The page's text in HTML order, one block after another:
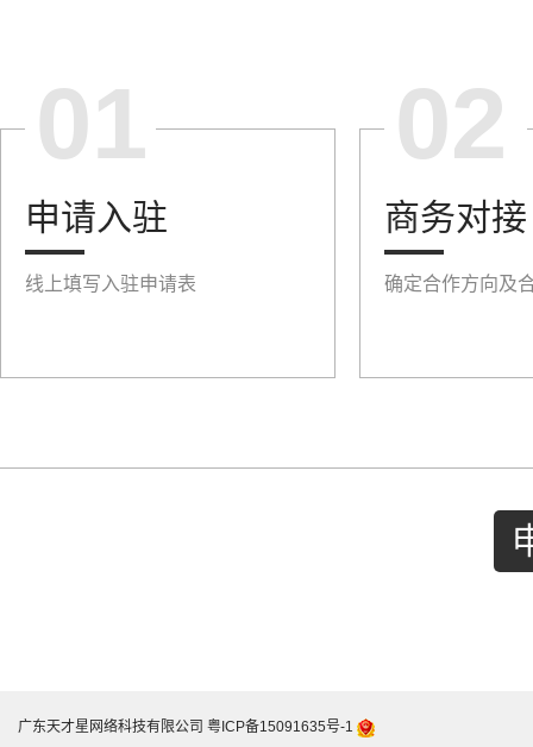
01
申请入驻
线上填写入驻申请表
02
商务对接
确定合作方向及
广东天才星网络科技有限公司 粤ICP备15091635号-1